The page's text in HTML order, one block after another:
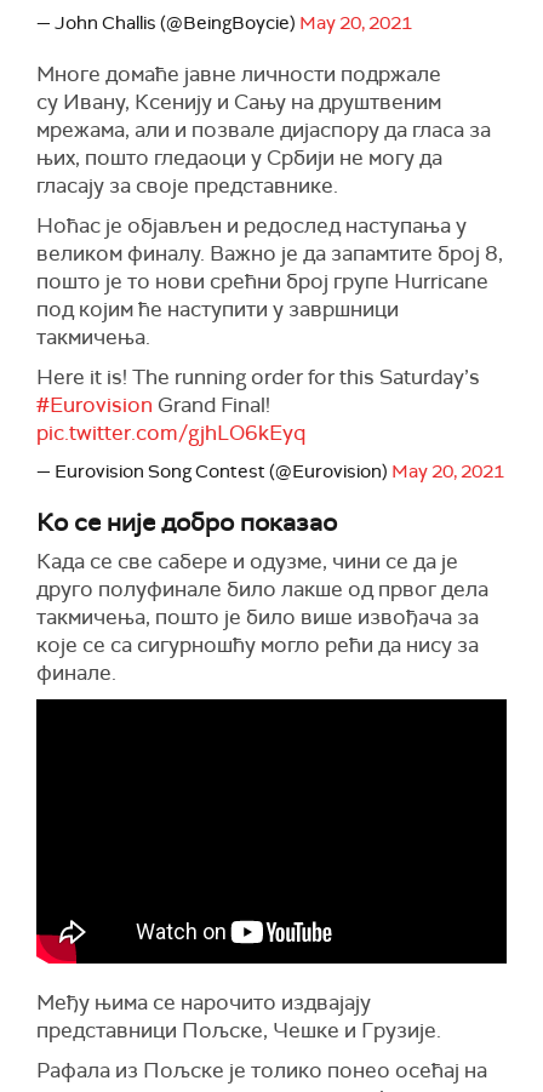
— John Challis (@BeingBoycie) May 20, 2021
Многе домаће јавне личности подржале
су Ивану, Ксенију и Сању на друштвеним
мрежама, али и позвале дијаспору да гласа за
њих, пошто гледаоци у Србији не могу да
гласају за своје представнике.
Ноћас је објављен и редослед наступања у
великом финалу. Важно је да запамтите број 8,
пошто је то нови срећни број групе Hurricane
под којим ће наступити у завршници
такмичења.
Here it is! The running order for this Saturday’s
#Eurovision Grand Final!
pic.twitter.com/gjhLO6kEyq
— Eurovision Song Contest (@Eurovision) May 20, 2021
Ко се није добро показао
Када се све сабере и одузме, чини се да је
друго полуфинале било лакше од првог дела
такмичења, пошто је било више извођача за
које се са сигурношћу могло рећи да нису за
финале.
Међу њима се нарочито издвајају
представници Пољске, Чешке и Грузије.
Рафала из Пољске је толико понео осећај на